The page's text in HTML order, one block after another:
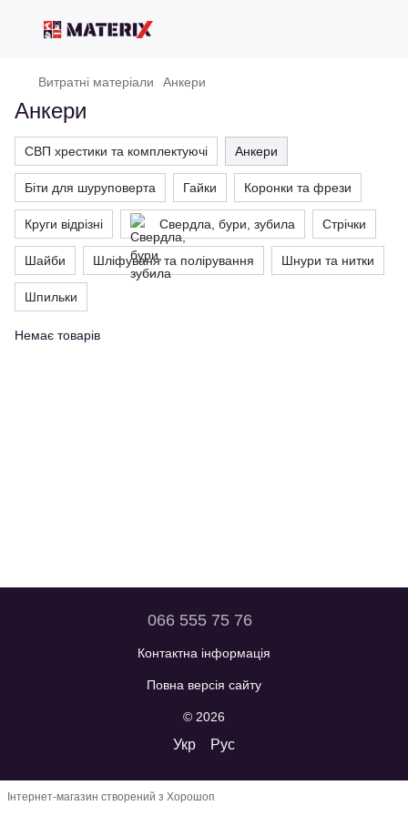
Витратні матеріали Анкери
Анкери
СВП хрестики та комплектуючі Анкери
Біти для шуруповерта Гайки Коронки та фрези
Круги відрізні Свердла, бури, зубила Стрічки
Шайби Шліфуваня та полірування Шнури та нитки
Шпильки
Немає товарів
066 555 75 76
Контактна інформація
Повна версія сайту
© 2026
Укр Рус
Інтернет-магазин створений з Хорошоп